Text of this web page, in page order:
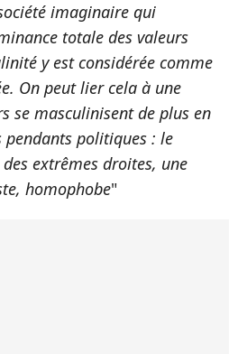
imaginaire qui
totale des valeurs
y est considérée comme
On peut lier cela à une
se masculinisent de plus en
politiques : le
extrêmes droites, une
homophobe"